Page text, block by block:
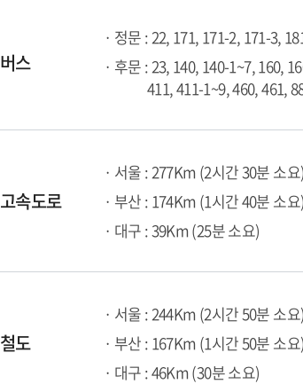
버스
· 정문 : 22, 171, 171-2, 171-3,
· 후문 : 23, 140, 140-1~7, 160,
411, 411-1~9, 460, 461,
고속도로
· 서울 : 277Km (2시간 30분 소요)
· 부산 : 174Km (1시간 40분 소요)
· 대구 : 39Km (25분 소요)
철도
· 서울 : 244Km (2시간 50분 소요)
· 부산 : 167Km (1시간 50분 소요)
· 대구 : 46Km (30분 소요)